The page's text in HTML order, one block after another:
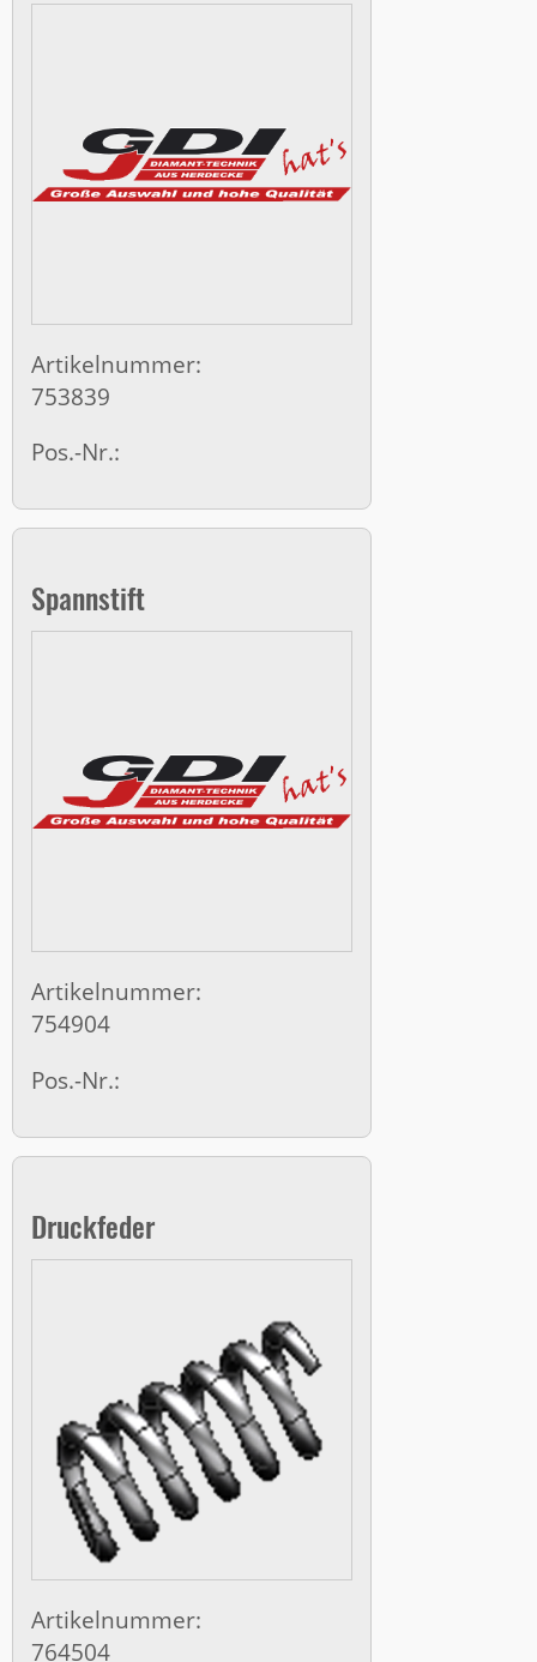
Artikelnummer:
753839
Pos.-Nr.:
Spannstift
Artikelnummer:
754904
Pos.-Nr.:
Druckfeder
Artikelnummer:
764504